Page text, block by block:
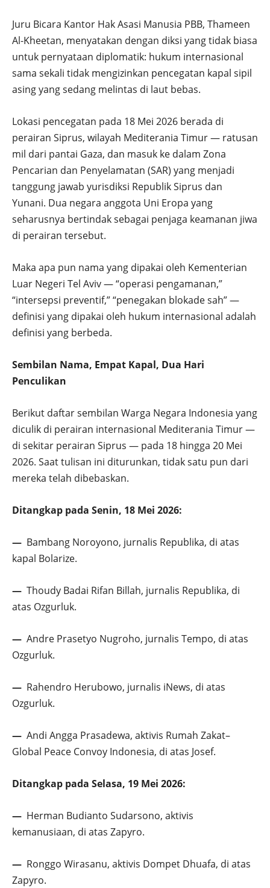
Juru Bicara Kantor Hak Asasi Manusia PBB, Thameen
Al-Kheetan, menyatakan dengan diksi yang tidak biasa
untuk pernyataan diplomatik: hukum internasional
sama sekali tidak mengizinkan pencegatan kapal sipil
asing yang sedang melintas di laut bebas.
Lokasi pencegatan pada 18 Mei 2026 berada di
perairan Siprus, wilayah Mediterania Timur — ratusan
mil dari pantai Gaza, dan masuk ke dalam Zona
Pencarian dan Penyelamatan (SAR) yang menjadi
tanggung jawab yurisdiksi Republik Siprus dan
Yunani. Dua negara anggota Uni Eropa yang
seharusnya bertindak sebagai penjaga keamanan jiwa
di perairan tersebut.
Maka apa pun nama yang dipakai oleh Kementerian
Luar Negeri Tel Aviv — “operasi pengamanan,”
“intersepsi preventif,” “penegakan blokade sah” —
definisi yang dipakai oleh hukum internasional adalah
definisi yang berbeda.
Sembilan Nama, Empat Kapal, Dua Hari
Penculikan
Berikut daftar sembilan Warga Negara Indonesia yang
diculik di perairan internasional Mediterania Timur —
di sekitar perairan Siprus — pada 18 hingga 20 Mei
2026. Saat tulisan ini diturunkan, tidak satu pun dari
mereka telah dibebaskan.
Ditangkap pada Senin, 18 Mei 2026:
— Bambang Noroyono, jurnalis Republika, di atas
kapal Bolarize.
— Thoudy Badai Rifan Billah, jurnalis Republika, di
atas Ozgurluk.
— Andre Prasetyo Nugroho, jurnalis Tempo, di atas
Ozgurluk.
— Rahendro Herubowo, jurnalis iNews, di atas
Ozgurluk.
— Andi Angga Prasadewa, aktivis Rumah Zakat–
Global Peace Convoy Indonesia, di atas Josef.
Ditangkap pada Selasa, 19 Mei 2026:
— Herman Budianto Sudarsono, aktivis
kemanusiaan, di atas Zapyro.
— Ronggo Wirasanu, aktivis Dompet Dhuafa, di atas
Zapyro.